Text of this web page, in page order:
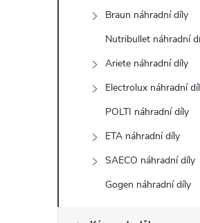
n
Braun náhradní díly
Nutribullet náhradní
Ariete náhradní díly
Electrolux náhradní
POLTI náhradní díly
ETA náhradní díly
SAECO náhradní díly
Gogen náhradní díly